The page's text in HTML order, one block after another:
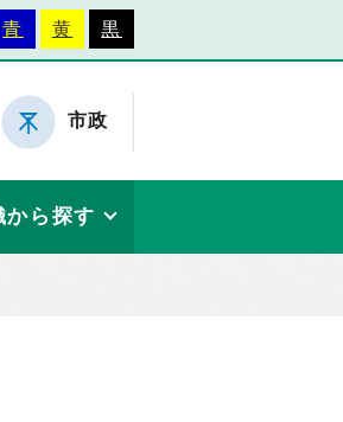
青 黄 黒
市政
から探す